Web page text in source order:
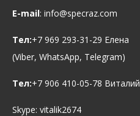
E-mail: info@specraz.com
Тел:+7 969 293-31-29 Елена
(Viber, WhatsApp, Telegram)
Тел:+7 906 410-05-78 Виталий
Skype: vitalik2674